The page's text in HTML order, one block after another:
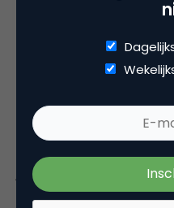
Terug naar Lewis. Zijn
zich moeten
en bekendheid. Maar
capaciteit hebt, is het
zo efficiënt en effectief
alleen als je
je positionering. Op
ervoor zorgen dat je